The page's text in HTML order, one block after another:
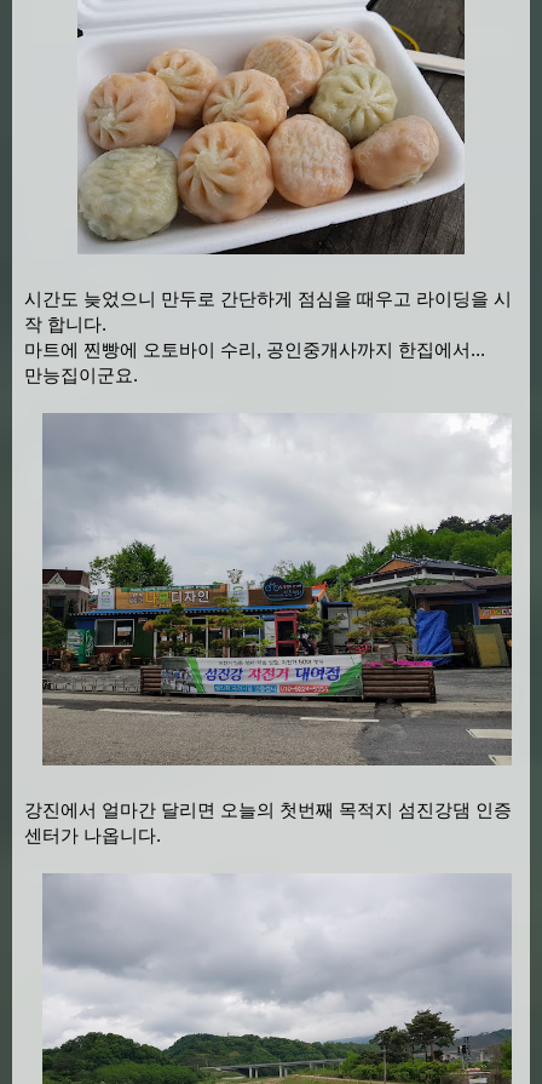
시간도 늦었으니 만두로 간단하게 점심을 때우고 라이딩을 시
작 합니다.
마트에 찐빵에 오토바이 수리, 공인중개사까지 한집에서...
만능집이군요.
강진에서 얼마간 달리면 오늘의 첫번째 목적지 섬진강댐 인증
센터가 나옵니다.